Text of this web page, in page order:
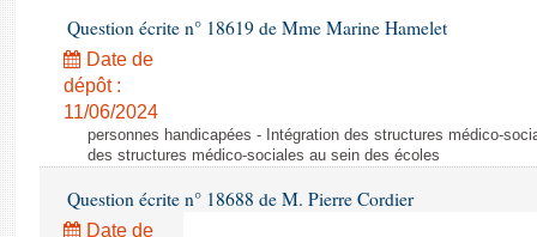
Question écrite n° 18619 de Mme Marine Hamelet
Date de
dépôt :
11/06/2024
personnes handicapées - Intégration des structures médico-
des structures médico-sociales au sein des écoles
Question écrite n° 18688 de M. Pierre Cordier
Date de